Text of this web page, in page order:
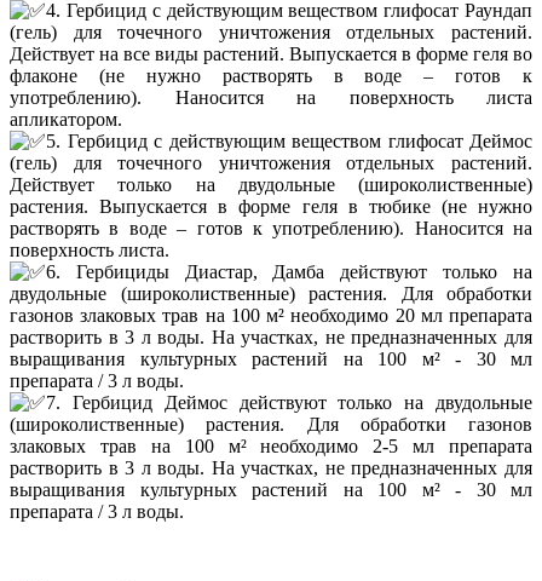
4. Гербицид с действующим веществом глифосат Раундап
(гель) для точечного уничтожения отдельных растений.
Действует на все виды растений. Выпускается в форме геля во
флаконе (не нужно растворять в воде – готов к
употреблению). Наносится на поверхность листа
апликатором.
5. Гербицид с действующим веществом глифосат Деймос
(гель) для точечного уничтожения отдельных растений.
Действует только на двудольные (широколиственные)
растения. Выпускается в форме геля в тюбике (не нужно
растворять в воде – готов к употреблению). Наносится на
поверхность листа.
6. Гербициды Диастар, Дамба действуют только на
двудольные (широколиственные) растения. Для обработки
газонов злаковых трав на 100 м² необходимо 20 мл препарата
растворить в 3 л воды. На участках, не предназначенных для
выращивания культурных растений на 100 м² - 30 мл
препарата / 3 л воды.
7. Гербицид Деймос действуют только на двудольные
(широколиственные) растения. Для обработки газонов
злаковых трав на 100 м² необходимо 2-5 мл препарата
растворить в 3 л воды. На участках, не предназначенных для
выращивания культурных растений на 100 м² - 30 мл
препарата / 3 л воды.